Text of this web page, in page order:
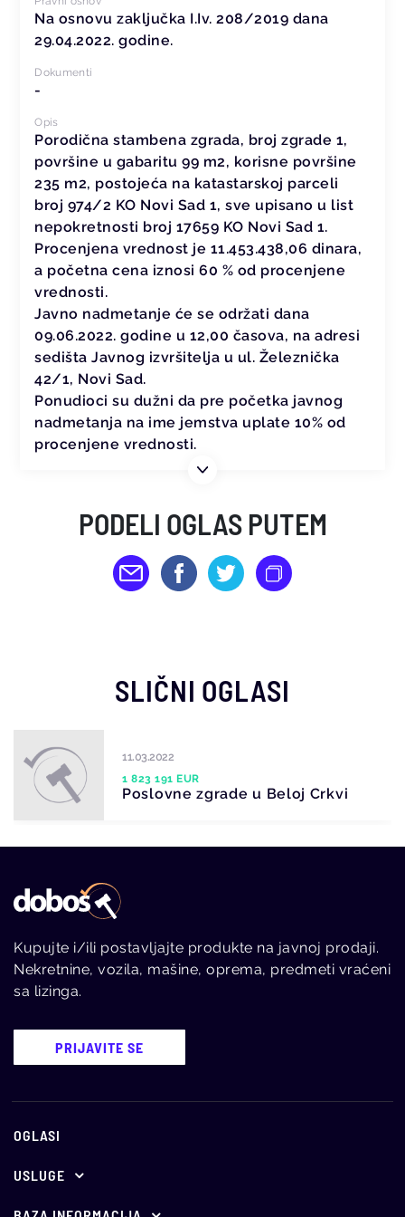
Na osnovu zaključka I.Iv. 208/2019 dana
29.04.2022. godine.
Dokumenti
-
Opis
Porodična stambena zgrada, broj zgrade 1,
površine u gabaritu 99 m2, korisne površine
235 m2, postojeća na katastarskoj parceli
broj 974/2 KO Novi Sad 1, sve upisano u list
nepokretnosti broj 17659 KO Novi Sad 1.
Procenjena vrednost je 11.453.438,06 dinara,
a početna cena iznosi 60 % od procenjene
vrednosti.
Javno nadmetanje će se održati dana
09.06.2022. godine u 12,00 časova, na adresi
sedišta Javnog izvršitelja u ul. Železnička
42/1, Novi Sad.
Ponudioci su dužni da pre početka javnog
nadmetanja na ime jemstva uplate 10% od
procenjene vrednosti.
PODELI OGLAS PUTEM
SLIČNI OGLASI
11.03.2022
1 823 191 EUR
Poslovne zgrade u Beloj Crkvi
Kupujte i/ili postavljajte produkte na javnoj prodaji.
Nekretnine, vozila, mašine, oprema, predmeti vraćeni
sa lizinga.
PRIJAVITE SE
OGLASI
USLUGE
Ponuda za oglašavanje